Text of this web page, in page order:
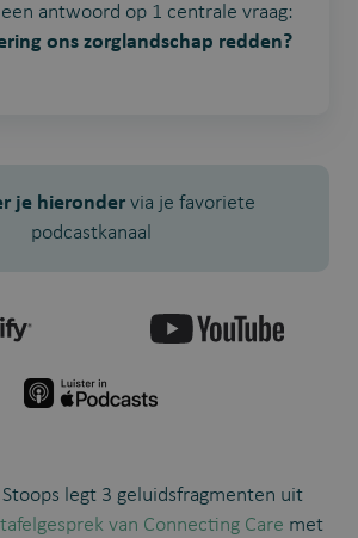
antwoord op 1 centrale vraag:
ons zorglandschap redden?
je hieronder via je favoriete
podcastkanaal
Stoops legt 3 geluidsfragmenten uit
van Connecting Care met